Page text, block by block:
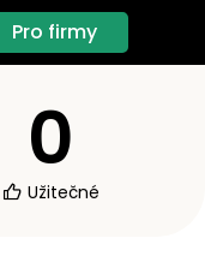
Pro firmy
0
Užitečné